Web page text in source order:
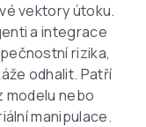
vektory útoku.
a integrace
rizika,
odhalit. Patří
modelu nebo
manipulace.